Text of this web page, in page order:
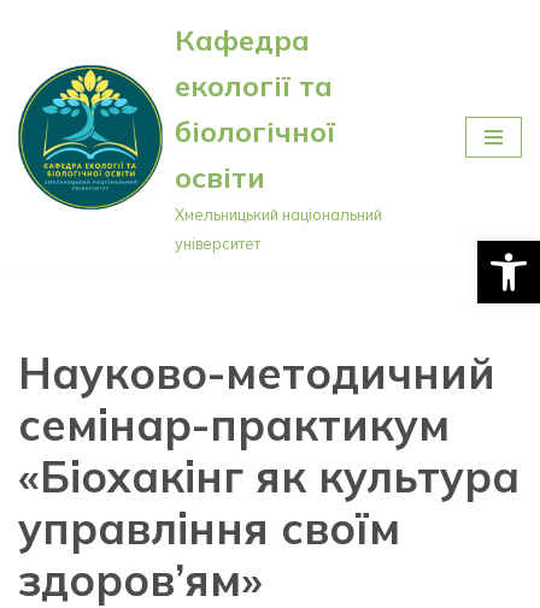
Перейти
до
вмісту
Кафедра
екології та
біологічної
освіти
Хмельницький національний
університет
Науково-методичний
семінар-практикум
«Біохакінг як культура
управління своїм
здоров’ям»